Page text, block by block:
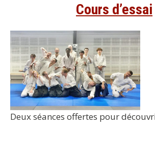
Cours d’essai
Deux séances offertes pour